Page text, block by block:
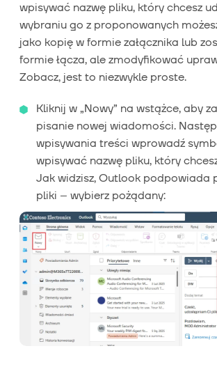
wpisywać nazwę pliku, który chcesz
wybraniu go z proponowanych
jako kopię w formie załącznika lub
formie łącza, ale zmodyfikować
Zobacz, jest to niezwykle proste.
Kliknij w „Nowy” na wstążce, aby
pisanie nowej wiadomości.
wpisywania treści wprowadź
wpisywać nazwę pliku, który
Jak widzisz, Outlook podpowiada
pliki – wybierz pożądany: